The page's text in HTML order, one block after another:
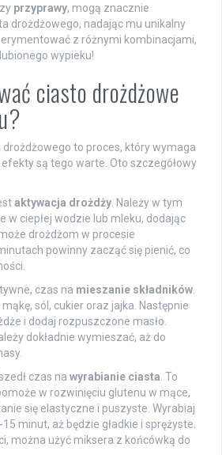
przyprawy, mogą znacznie
drożdżowego, nadając mu unikalny
z różnymi kombinacjami,
wypieku!
ciasto drożdżowe
to proces, który wymaga
są tego warte. Oto szczegółowy
aktywacja drożdży . Należy w tym
w ciepłej wodzie lub mleku, dodając
drożdżom w procesie
powinny zacząć się pienić, co
czas na mieszanie składników
sól, cukier oraz jajka. Następnie
i dodaj rozpuszczone masło.
dokładnie wymieszać, aż do
czas na wyrabianie ciasta . To
w rozwinięciu glutenu w mące,
się elastyczne i puszyste. Wyrabiaj
minut, aż będzie gładkie i sprężyste.
można użyć miksera z końcówką do